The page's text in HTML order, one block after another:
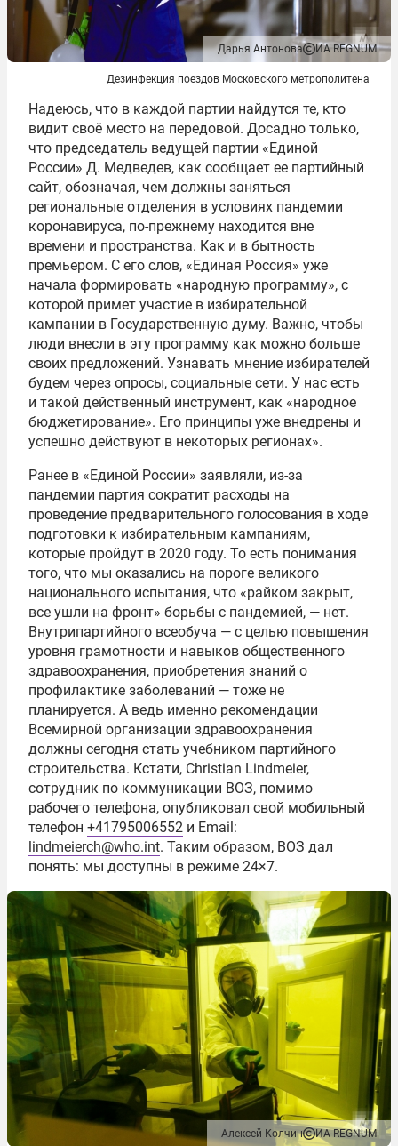
Дарья Антонова ИА REGNUM
Дезинфекция поездов Московского метрополитена
Надеюсь, что в каждой партии найдутся те, кто
видит своё место на передовой. Досадно только,
что председатель ведущей партии «Единой
России» Д. Медведев, как сообщает ее партийный
сайт, обозначая, чем должны заняться
региональные отделения в условиях пандемии
коронавируса, по-прежнему находится вне
времени и пространства. Как и в бытность
премьером. С его слов, «Единая Россия» уже
начала формировать «народную программу», с
которой примет участие в избирательной
кампании в Государственную думу. Важно, чтобы
люди внесли в эту программу как можно больше
своих предложений. Узнавать мнение избирателей
будем через опросы, социальные сети. У нас есть
и такой действенный инструмент, как «народное
бюджетирование». Его принципы уже внедрены и
успешно действуют в некоторых регионах».
Ранее в «Единой России» заявляли, из-за
пандемии партия сократит расходы на
проведение предварительного голосования в ходе
подготовки к избирательным кампаниям,
которые пройдут в 2020 году. То есть понимания
того, что мы оказались на пороге великого
национального испытания, что «райком закрыт,
все ушли на фронт» борьбы с пандемией, — нет.
Внутрипартийного всеобуча — с целью повышения
уровня грамотности и навыков общественного
здравоохранения, приобретения знаний о
профилактике заболеваний — тоже не
планируется. А ведь именно рекомендации
Всемирной организации здравоохранения
должны сегодня стать учебником партийного
строительства. Кстати, Christian Lindmeier,
сотрудник по коммуникации ВОЗ, помимо
рабочего телефона, опубликовал свой мобильный
телефон +41795006552 и Email:
lindmeierch@who.int. Таким образом, ВОЗ дал
понять: мы доступны в режиме 24×7.
Алексей Колчин ИА REGNUM